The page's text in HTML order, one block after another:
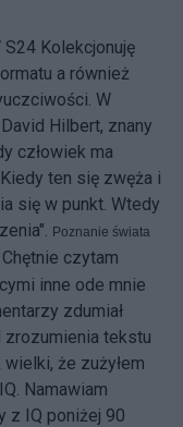
S24 Kolekcjonuję
a również
W
Hilbert, znany
człowiek ma
ten się zwęża i
się w punkt. Wtedy
Poznanie świata
Chętnie czytam
inne ode mnie
zdumiał
zrozumienia tekstu
że zużyłem
Namawiam
z IQ poniżej 90